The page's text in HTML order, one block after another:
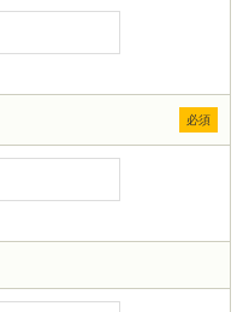
必須